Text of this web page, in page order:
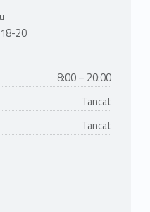
20
8:00 – 20:00
Tancat
Tancat